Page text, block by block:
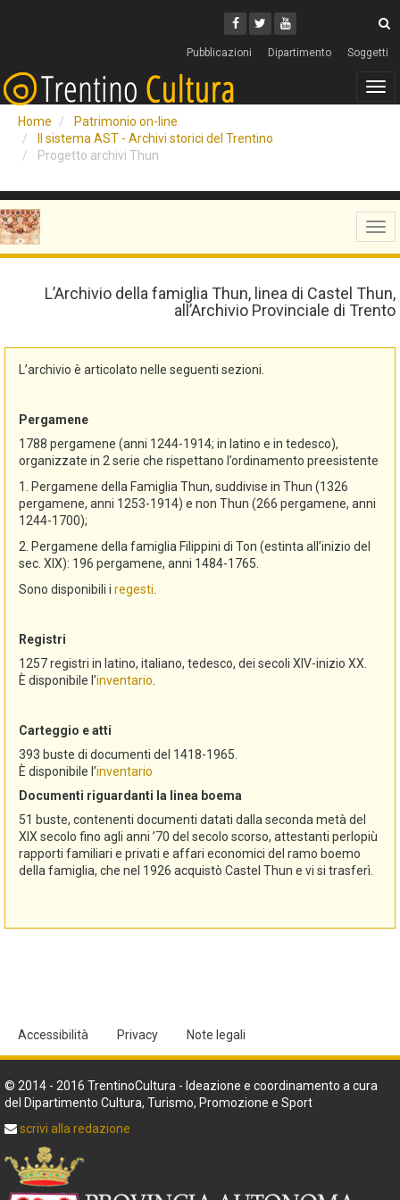
Facebook
Twitter
Youtube
Pubblicazioni Dipartimento Soggetti
Home
Patrimonio on-line
Il sistema AST - Archivi storici del Trentino
Progetto archivi Thun
L’Archivio della famiglia Thun, linea di Castel Thun,
all’Archivio Provinciale di Trento
L’archivio è articolato nelle seguenti sezioni.
Pergamene
1788 pergamene (anni 1244-1914; in latino e in tedesco),
organizzate in 2 serie che rispettano l’ordinamento preesistente
1. Pergamene della Famiglia Thun, suddivise in Thun (1326
pergamene, anni 1253-1914) e non Thun (266 pergamene, anni
1244-1700);
2. Pergamene della famiglia Filippini di Ton (estinta all’inizio del
sec. XIX): 196 pergamene, anni 1484-1765.
Sono disponibili i regesti
Registri
1257 registri in latino, italiano, tedesco, dei secoli XIV-inizio XX.
È disponibile l’inventario
Carteggio e atti
393 buste di documenti del 1418-1965.
È disponibile l’inventario
Documenti riguardanti la linea boema
51 buste, contenenti documenti datati dalla seconda metà del
XIX secolo fino agli anni ’70 del secolo scorso, attestanti perlopiù
rapporti familiari e privati e affari economici del ramo boemo
della famiglia, che nel 1926 acquistò Castel Thun e vi si trasferì.
Accessibilità Privacy Note legali
© 2014 - 2016 TrentinoCultura - Ideazione e coordinamento a cura
del Dipartimento Cultura, Turismo, Promozione e Sport
scrivi alla redazione